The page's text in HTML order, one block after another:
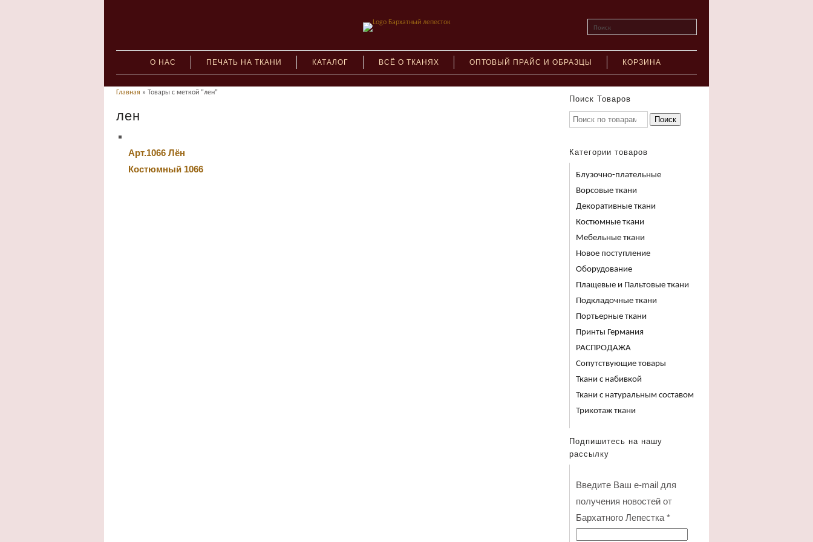
Поиск
О НАС ПЕЧАТЬ НА ТКАНИ КАТАЛОГ ВСЁ О ТКАНЯХ ОПТОВЫЙ ПРАЙС И ОБРАЗЦЫ КОРЗИНА
Главная » Товары с меткой “лен”
лен
Арт.1066 Лён
Костюмный 1066
Поиск Товаров
Поиск
Категории товаров
Блузочно-плательные
Ворсовые ткани
Декоративные ткани
Костюмные ткани
Мебельные ткани
Новое поступление
Оборудование
Плащевые и Пальтовые ткани
Подкладочные ткани
Портьерные ткани
Принты Германия
РАСПРОДАЖА
Сопутствующие товары
Ткани с набивкой
Ткани с натуральным составом
Трикотаж ткани
Подпишитесь на нашу
рассылку
Введите Ваш e-mail для
получения новостей от
Бархатного Лепестка *